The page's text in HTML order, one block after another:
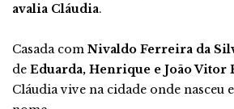
avalia Cláudia.
Casada com Nivaldo Ferreira da
de Eduarda, Henrique e João Vitor
Cláudia vive na cidade onde nasceu